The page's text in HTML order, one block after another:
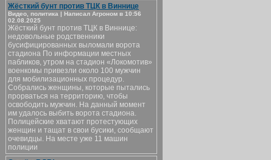
Жёсткий бунт против ТЦК в Виннице
Видео, политика | Написал Агроном в 10:56
02.08.2025
Жёсткий бунт против ТЦК в Виннице:
недовольные родственники
бусифицированных выломали ворота
стадиона По информации местных
пабликов, утром на стадион «Локомотив»
военкомы привезли около 100 мужчин
для мобилизационных процедур.
Собрались женщины, которые пытались
прорваться на территорию, чтобы
освободить мужчин. На данный момент
им удалось выбить ворота стадиона.
Полицейские хватают протестующих
женщин и тащат в свои бусики, сообщают
очевидцы. На месте уже 11 машин
полиции